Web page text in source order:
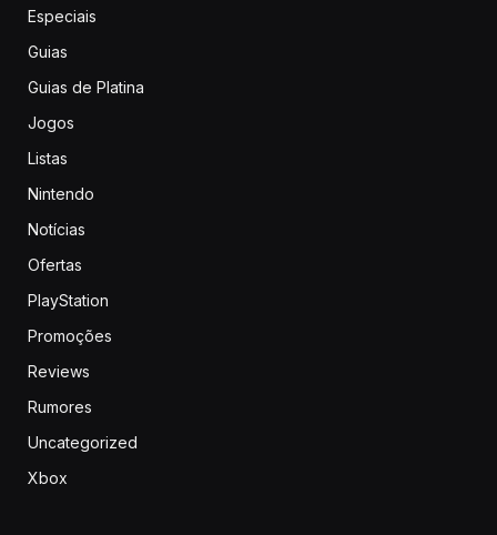
Especiais
Guias
Guias de Platina
Jogos
Listas
Nintendo
Notícias
Ofertas
PlayStation
Promoções
Reviews
Rumores
Uncategorized
Xbox